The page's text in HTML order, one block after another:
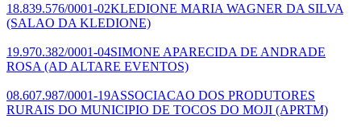
18.839.576/0001-02KLEDIONE MARIA WAGNER DA SILVA
(SALAO DA KLEDIONE)
19.970.382/0001-04SIMONE APARECIDA DE ANDRADE
ROSA (AD ALTARE EVENTOS)
08.607.987/0001-19ASSOCIACAO DOS PRODUTORES
RURAIS DO MUNICIPIO DE TOCOS DO MOJI (APRTM)